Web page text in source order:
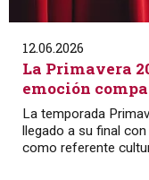
12.06.2026
La Primavera
emoción
La temporada
llegado a su final
como referente